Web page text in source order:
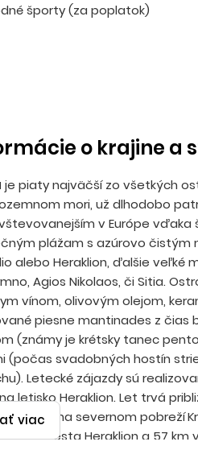
športy (za poplatok)
o krajine a
je piaty najväčší zo všetkých
mori, už dlhodobo
v Európe
plážam s azúrovo čistým
alebo Heraklion, ďalšie veľké
Agios Nikolaos, či Sitia.
vínom, olivovým olejom,
piesne mantinades z čias
(známy je krétsky tanec
(počas svadobných hostín
Letecké zájazdy sú
letisko Heraklion. Let trvá
leží na severnom pobreží
odmesta Heraklion a 57 km
viac